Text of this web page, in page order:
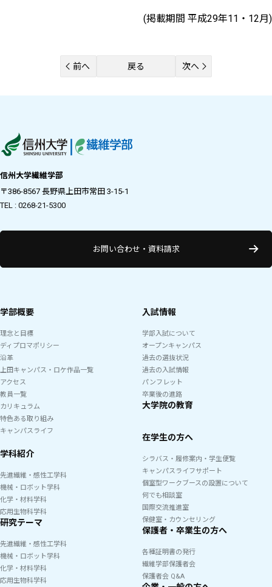
(掲載期間 平成29年11・12月)
前へ 戻る 次へ
信州大学繊維学部
〒386-8567 長野県上田市常田 3-15-1
TEL : 0268-21-5300
お問い合わせ・資料請求
学部概要
理念と目標
ディプロマポリシー
沿革
上田キャンパス・ロケ作品一覧
アクセス
教員一覧
カリキュラム
特色ある取り組み
キャンパスライフ
学科紹介
先進繊維・感性工学科
機械・ロボット学科
化学・材料学科
応用生物科学科
研究テーマ
先進繊維・感性工学科
機械・ロボット学科
化学・材料学科
応用生物科学科
入試情報
学部入試について
オープンキャンパス
過去の選抜状況
過去の入試情報
パンフレット
卒業後の進路
大学院の教育
在学生の方へ
シラバス・履修案内・学生便覧
キャンパスライフサポート
個室型ワークブースの設置について
何でも相談室
国際交流推進室
保健室・カウンセリング
保護者・卒業生の方へ
各種証明書の発行
繊維学部保護者会
保護者会 Q&A